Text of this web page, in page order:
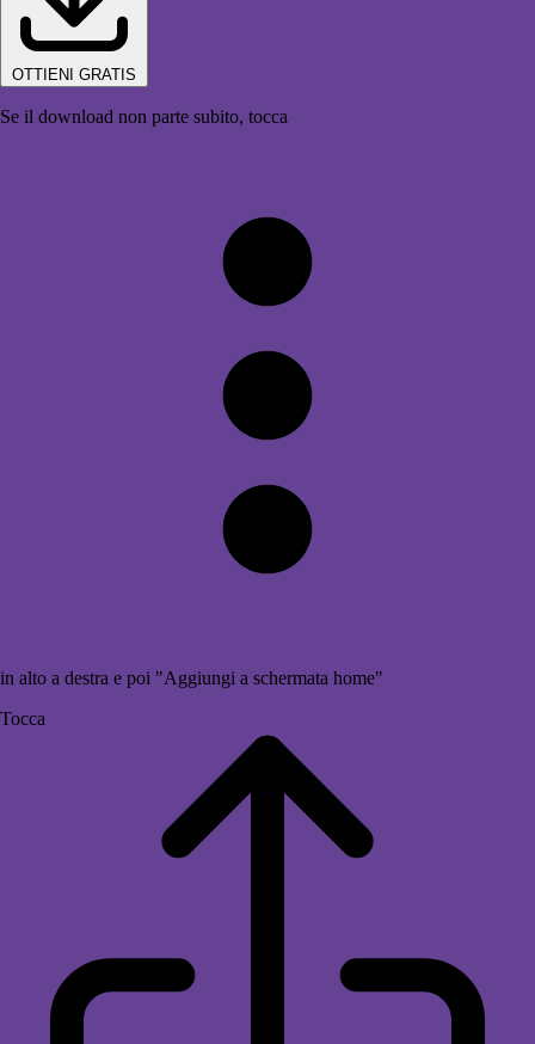
OTTIENI GRATIS
Se il download non parte subito, tocca
in alto a destra e poi "Aggiungi a schermata home"
Tocca